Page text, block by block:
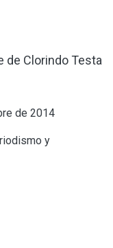
de Clorindo Testa
de 2014
y